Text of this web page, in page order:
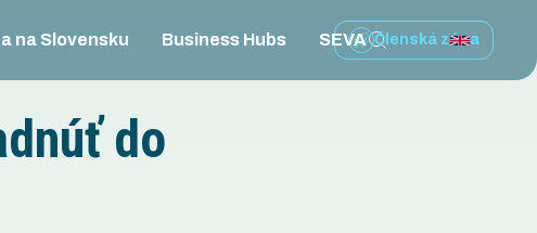
na Slovensku Business Hubs SEVA Členská zóna
do